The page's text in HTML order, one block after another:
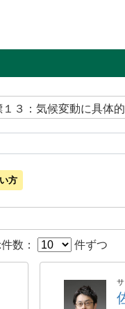
１３：気候変動に具体
方
数： 件ずつ